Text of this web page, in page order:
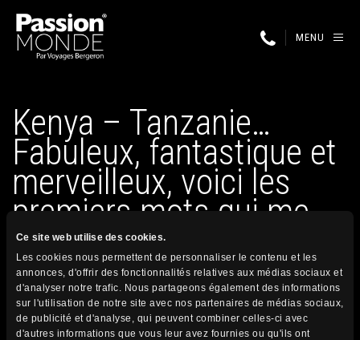
Ce site web utilise des cookies.
Les cookies nous permettent de personnaliser le contenu et les
annonces, d'offrir des fonctionnalités relatives aux médias sociaux et
d'analyser notre trafic. Nous partageons également des informations
sur l'utilisation de notre site avec nos partenaires de médias sociaux,
de publicité et d'analyse, qui peuvent combiner celles-ci avec
d'autres informations que vous leur avez fournies ou qu'ils ont
MENU
Kenya – Tanzanie…
Fabuleux, fantastique et
merveilleux, voici les
premiers mots qui me
viennent en…
31 octobre 2025
Publié par